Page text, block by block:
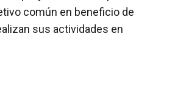
común en beneficio de
sus actividades en